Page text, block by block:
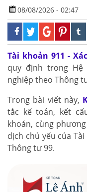
08/08/2026 - 02:47
Tài khoản 911 -
quy định trong
nghiệp theo Thông
Trong bài viết này,
tắc kế toán, kết
khoản, cùng
dịch chủ yếu của
Thông tư 99.